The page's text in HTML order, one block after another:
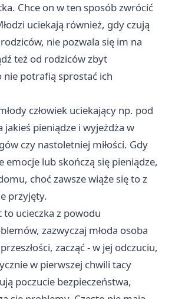
Chce on w ten sposób zwrócić
uciekają również, gdy czują
nie pozwala się im na
też od rodziców zbyt
potrafią sprostać ich
człowiek uciekający np. pod
pieniądze i wyjeżdża w
czy nastoletniej miłości. Gdy
emocje lub skończą się pieniądze,
choć zawsze wiąże się to z
przyjęty.
to ucieczka z powodu
zazwyczaj młoda osoba
zacząć - w jej odczuciu,
w pierwszej chwili tacy
poczucie bezpieczeństwa,